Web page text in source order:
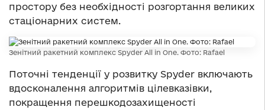
простору без необхідності розгортання великих
стаціонарних систем.
Зенітний ракетний комплекс Spyder All in One. Фото: Rafael
Поточні тенденції у розвитку Spyder включають
вдосконалення алгоритмів цілевказівки,
покращення перешкодозахищеності